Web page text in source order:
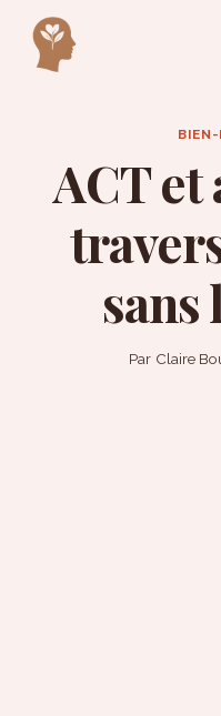
contenu
BIEN-
ACT
Par Claire